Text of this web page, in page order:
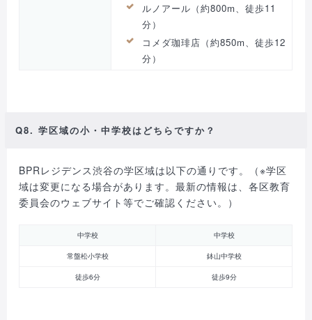
ルノアール（約800m、徒歩11
分）
コメダ珈琲店（約850m、徒歩12
分）
Q8. 学区域の小・中学校はどちらですか？
BPRレジデンス渋谷の学区域は以下の通りです。（※学区
域は変更になる場合があります。最新の情報は、各区教育
委員会のウェブサイト等でご確認ください。）
中学校 中学校
常盤松小学校 鉢山中学校
徒歩6分 徒歩9分